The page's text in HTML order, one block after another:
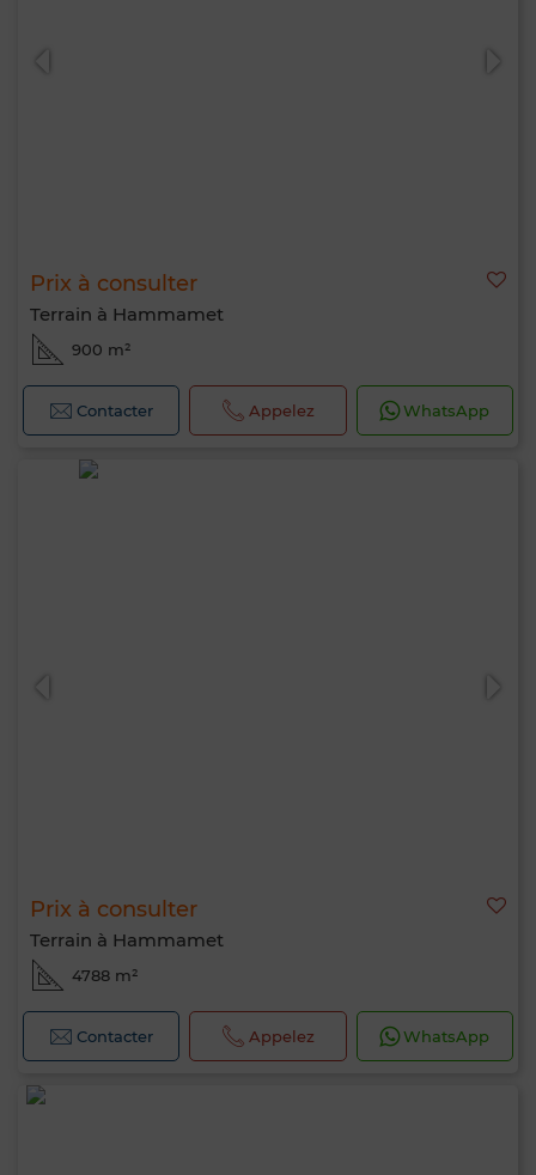
Prix à consulter
Terrain à Hammamet
900 m²
Contacter Appelez WhatsApp
Prix à consulter
Terrain à Hammamet
4788 m²
Contacter Appelez WhatsApp